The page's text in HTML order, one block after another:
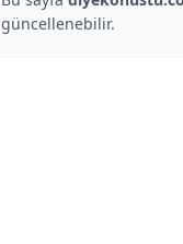
güncellenebilir.